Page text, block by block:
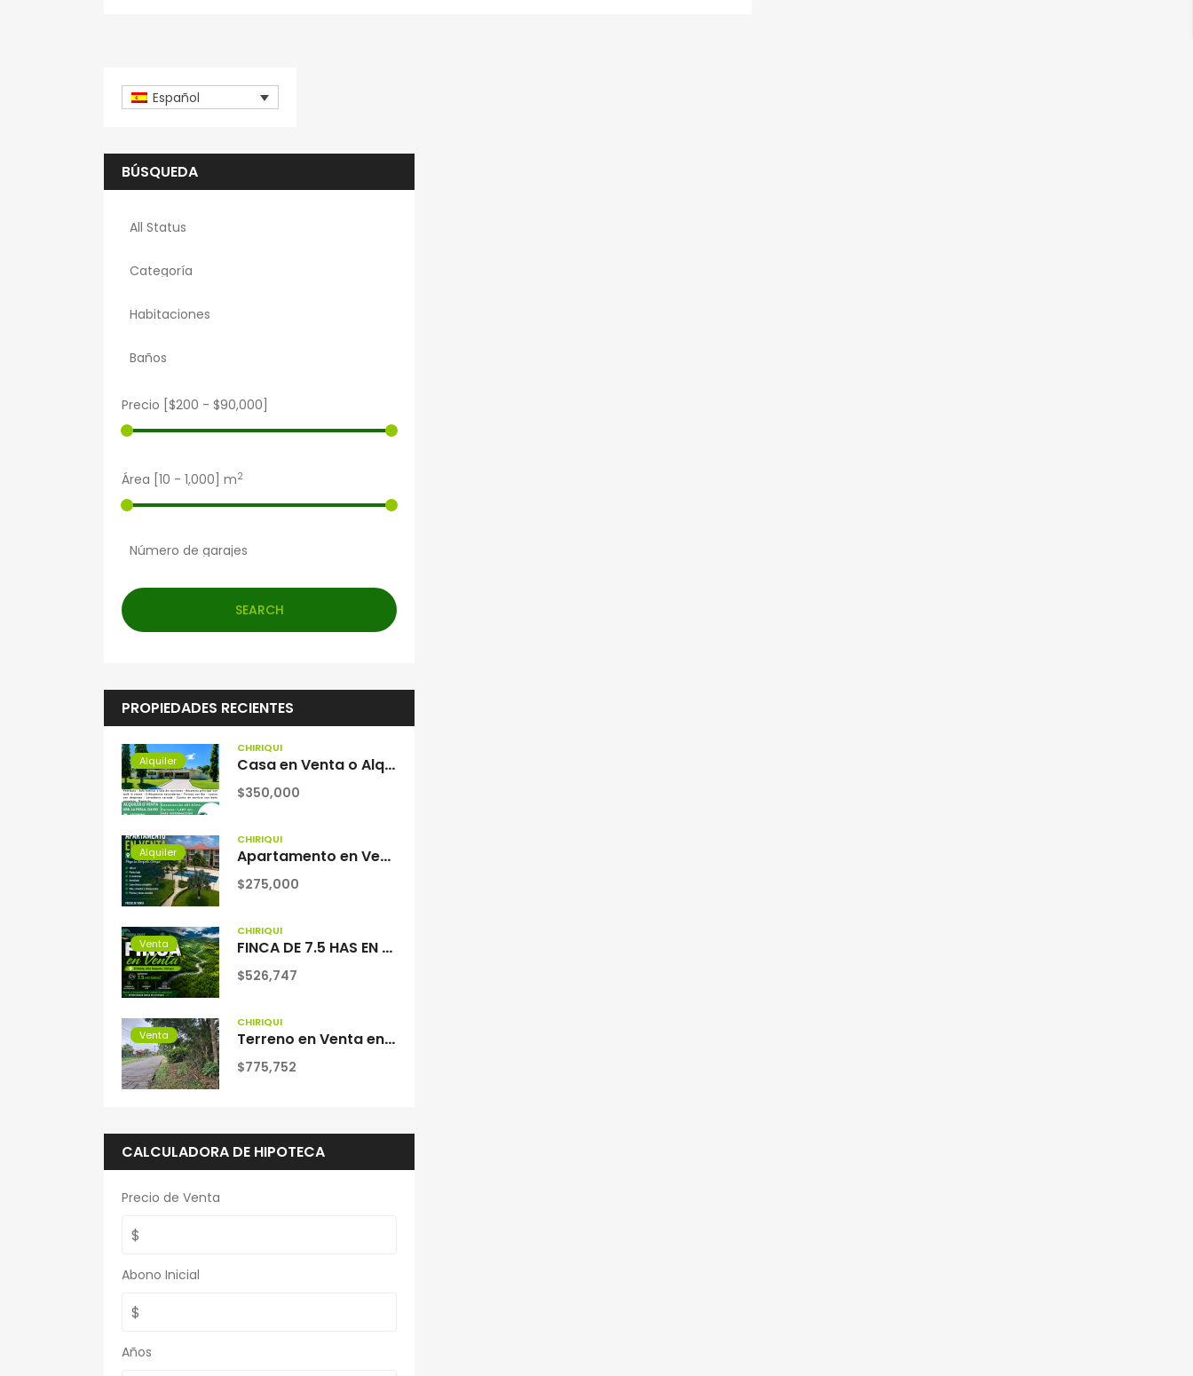
Español
BÚSQUEDA
Precio [ $200 - $90,000
Área [ 10 - 1,000 ] m2
SEARCH
PROPIEDADES RECIENTES
Alquiler
CHIRIQUÍ
Casa en Venta o Alquiler en Urbanización La Perla, David, Chiriquí | 4 Recámaras y 4 Baños
$350,000
Alquiler
CHIRIQUÍ
Apartamento en Venta – PH Brisas del Mar, Playa La Barqueta
$275,000
Venta
CHIRIQUÍ
FINCA DE 7.5 HAS EN ALTO BOQUETE
$526,747
Venta
CHIRIQUÍ
Terreno en Venta en Alto Boquete, Chiriquí – Entrando hacia Volcancito | 6,297.94 m²
$775,752
CALCULADORA DE HIPOTECA
Precio de Venta
Abono Inicial
Años